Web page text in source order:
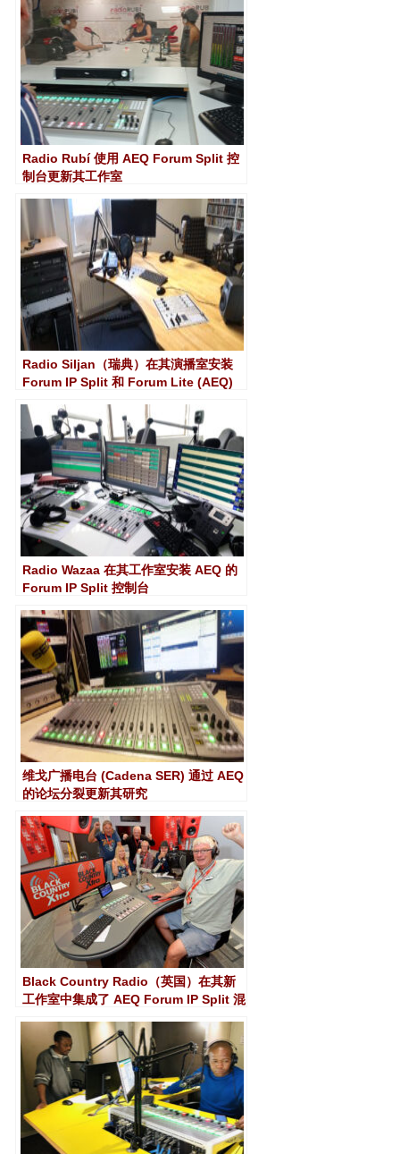
Radio Rubí 使用 AEQ Forum Split 控
制台更新其工作室
Radio Siljan（瑞典）在其演播室安装
Forum IP Split 和 Forum Lite (AEQ)
Radio Wazaa 在其工作室安装 AEQ 的
Forum IP Split 控制台
维戈广播电台 (Cadena SER) 通过 AEQ
的论坛分裂更新其研究
Black Country Radio（英国）在其新
工作室中集成了 AEQ Forum IP Split 混